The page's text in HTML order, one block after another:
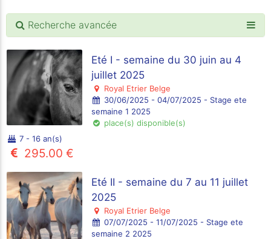
Recherche avancée
Eté I - semaine du 30 juin au 4
juillet 2025
Royal Etrier Belge
30/06/2025 - 04/07/2025 - Stage ete
semaine 1 2025
place(s) disponible(s)
7 - 16 an(s)
295.00 €
Eté II - semaine du 7 au 11 juillet
2025
Royal Etrier Belge
07/07/2025 - 11/07/2025 - Stage ete
semaine 2 2025